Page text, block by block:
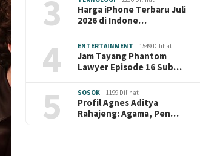
3
Harga iPhone Terbaru Juli
2026 di Indone…
4 ENTERTAINMENT 1549 Dilihat
Jam Tayang Phantom
Lawyer Episode 16 Sub…
5 SOSOK 1199 Dilihat
Profil Agnes Aditya
Rahajeng: Agama, Pen…